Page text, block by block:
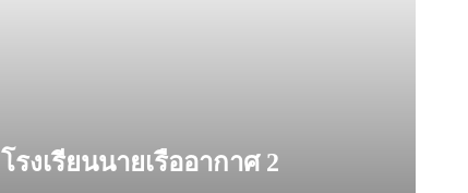
โรงเรียนนายเรืออากาศ 2